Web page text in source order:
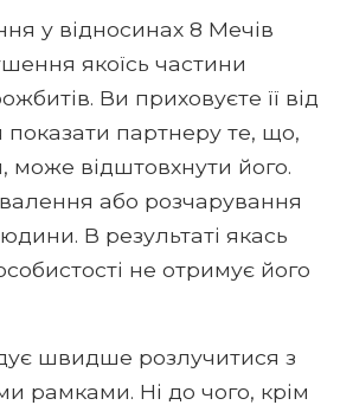
у відносинах 8 Мечів
якоїсь частини
Ви приховуєте її від
показати партнеру те, що,
може відштовхнути його.
або розчарування
В результаті якась
не отримує його
швидше розлучитися з
рамками. Ні до чого, крім